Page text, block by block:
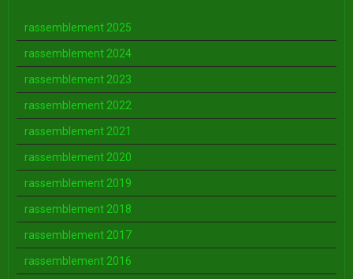
rassemblement 2025
rassemblement 2024
rassemblement 2023
rassemblement 2022
rassemblement 2021
rassemblement 2020
rassemblement 2019
rassemblement 2018
rassemblement 2017
rassemblement 2016